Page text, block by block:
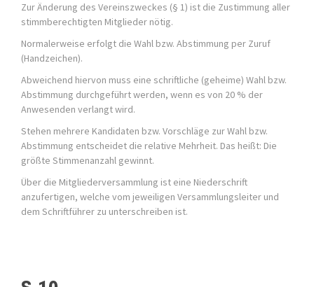
Zur Änderung des Vereinszweckes (§ 1) ist die Zustimmung aller
stimmberechtigten Mitglieder nötig.
Normalerweise erfolgt die Wahl bzw. Abstimmung per Zuruf
(Handzeichen).
Abweichend hiervon muss eine schriftliche (geheime) Wahl bzw.
Abstimmung durchgeführt werden, wenn es von 20 % der
Anwesenden verlangt wird.
Stehen mehrere Kandidaten bzw. Vorschläge zur Wahl bzw.
Abstimmung entscheidet die relative Mehrheit. Das heißt: Die
größte Stimmenanzahl gewinnt.
Über die Mitgliederversammlung ist eine Niederschrift
anzufertigen, welche vom jeweiligen Versammlungsleiter und
dem Schriftführer zu unterschreiben ist.